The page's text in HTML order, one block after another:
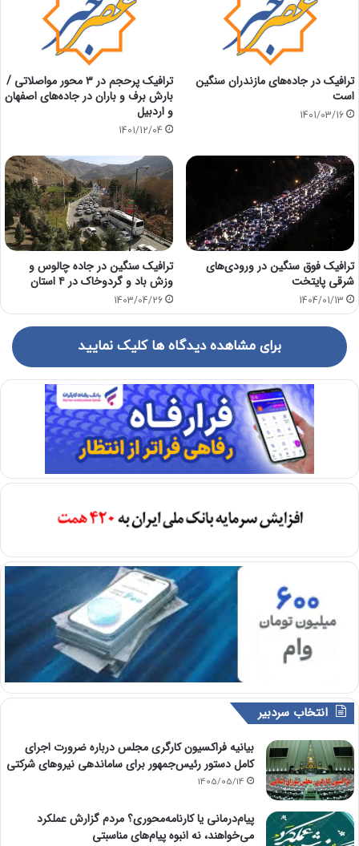
ترافیک در جاده‌های مازندران سنگین
است
1401/03/16
ترافیک پرحجم در ۳ محور مواصلاتی /
بارش برف و باران در جاده‌های اصفهان
و اردبیل
1401/12/04
ترافیک فوق سنگین در ورودی‌های
شرقی پایتخت
1404/01/13
ترافیک سنگین در جاده چالوس و
وزش باد و گردوخاک در ۴ استان
1403/04/26
برای مشاهده دیدگاه ها کلیک نمایید
انتخاب سردبیر
بیانیه فراکسیون کارگری مجلس درباره ضرورت اجرای
کامل دستور رئیس‌جمهور برای ساماندهی نیروهای شرکتی
1405/05/14
پیام‌درمانی یا کارنامه‌محوری؟ مردم گزارش عملکرد
می‌خواهند، نه انبوه پیام‌های مناسبتی